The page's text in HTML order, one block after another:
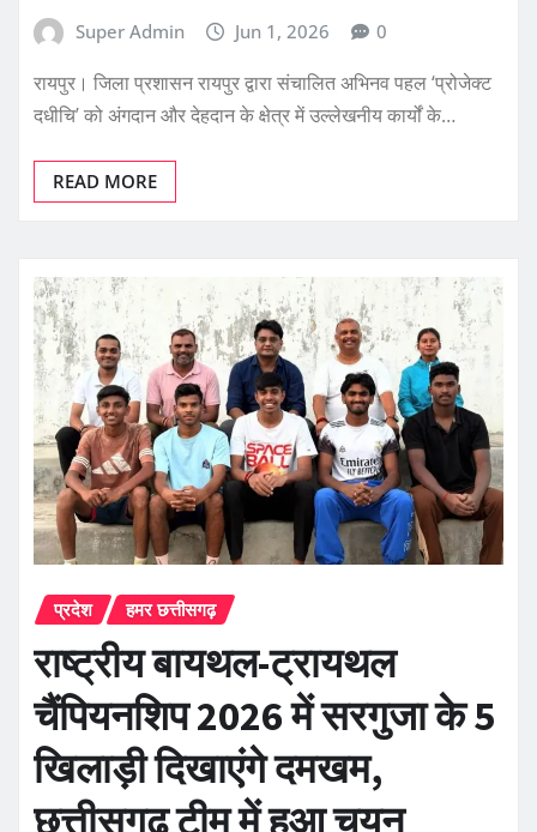
Super Admin Jun 1, 2026 0
रायपुर। जिला प्रशासन रायपुर द्वारा संचालित अभिनव पहल ‘प्रोजेक्ट
दधीचि’ को अंगदान और देहदान के क्षेत्र में उल्लेखनीय कार्यों के…
READ MORE
प्रदेश हमर छत्तीसगढ़
राष्ट्रीय बायथल-ट्रायथल
चैंपियनशिप 2026 में सरगुजा के 5
खिलाड़ी दिखाएंगे दमखम,
छत्तीसगढ़ टीम में हुआ चयन